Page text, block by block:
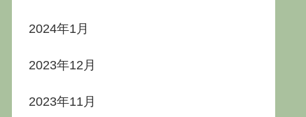
2024年1月
2023年12月
2023年11月